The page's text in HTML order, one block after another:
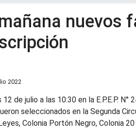
nuevos
2022
12 de julio a las 10:30 en la E.P.E.P.
seleccionados en la Segunda
Colonia Portón Negro, Colonia